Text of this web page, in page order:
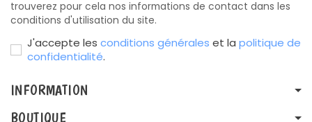
trouverez pour cela nos informations de contact dans les
conditions d'utilisation du site.
J'accepte les conditions générales et la politique de
confidentialité.
INFORMATION
BOUTIQUE